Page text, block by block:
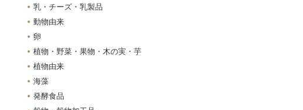
乳・チーズ・乳製品
動物由来
卵
植物・野菜・果物・木の実・芋
植物由来
海藻
発酵食品